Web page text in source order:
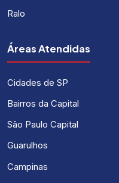
Ralo
Áreas Atendidas
Cidades de SP
Bairros da Capital
São Paulo Capital
Guarulhos
Campinas